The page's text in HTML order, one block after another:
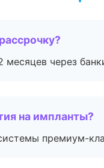
месяцев через
на импланты?
премиум-